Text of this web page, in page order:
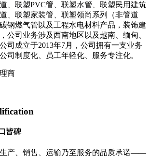
联塑PVC管 联塑水管 、联塑民用建筑
、联塑家装管、联塑领尚系列（非管道
钢燃气管以及工程水电材料产品，装饰建
公司业务涉及西南地区以及越南、缅甸、
司成立于2013年7月，公司拥有一支业务
司制度化、员工年轻化、服务专注化。
皆碑
产、销售、运输乃至服务的品质承诺——